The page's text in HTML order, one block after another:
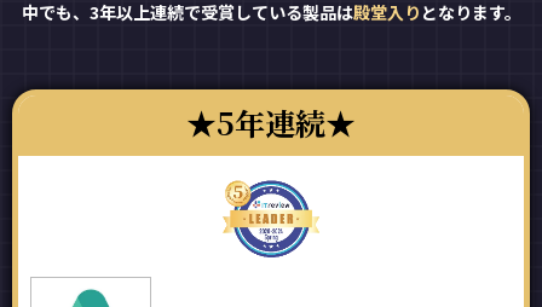
中でも、3年以上連続で受賞している製品は殿堂入り となります。
5年連続